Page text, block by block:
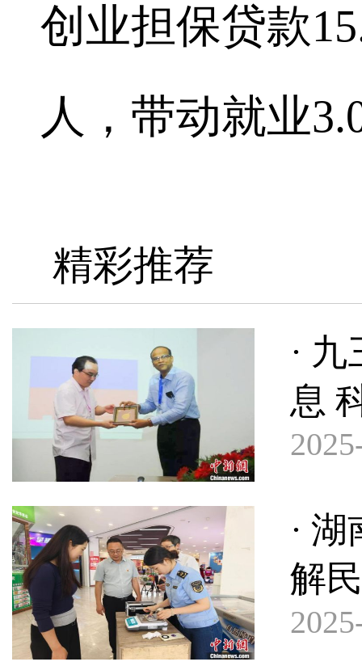
创业担保贷款
人，带动就业
精彩推荐
·
息
·
解